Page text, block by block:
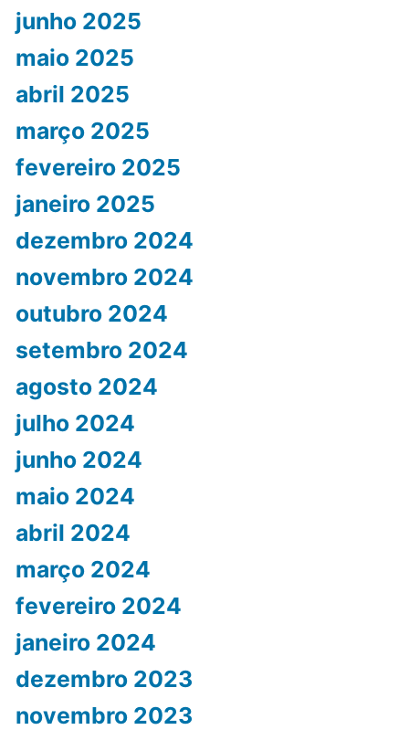
junho 2025
maio 2025
abril 2025
março 2025
fevereiro 2025
janeiro 2025
dezembro 2024
novembro 2024
outubro 2024
setembro 2024
agosto 2024
julho 2024
junho 2024
maio 2024
abril 2024
março 2024
fevereiro 2024
janeiro 2024
dezembro 2023
novembro 2023